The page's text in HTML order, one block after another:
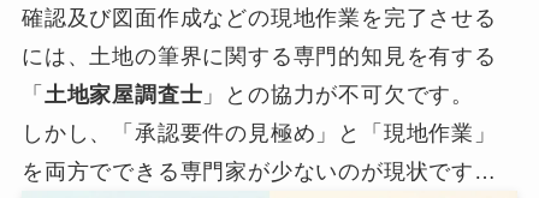
確認及び図面作成などの現地作業を完了させる
には、土地の筆界に関する専門的知見を有する
「 土地家屋調査士 」との協力が不可欠です。
しかし、「承認要件の見極め」と「現地作業」
を両方でできる専門家が少ないのが現状です…